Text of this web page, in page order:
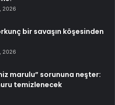
2026
bir savaşın köşesinden
2026
marulu” sorununa neşter:
temizlenecek